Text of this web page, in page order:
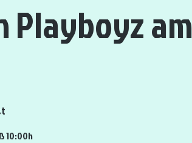
Playboyz am
10:00h